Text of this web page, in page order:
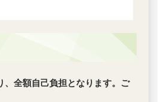
、全額自己負担となります。ご